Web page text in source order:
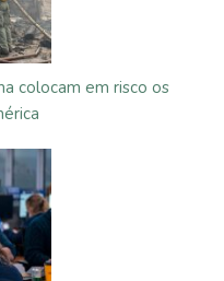
colocam em risco os